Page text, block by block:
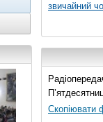
звичайний
Скопіювати